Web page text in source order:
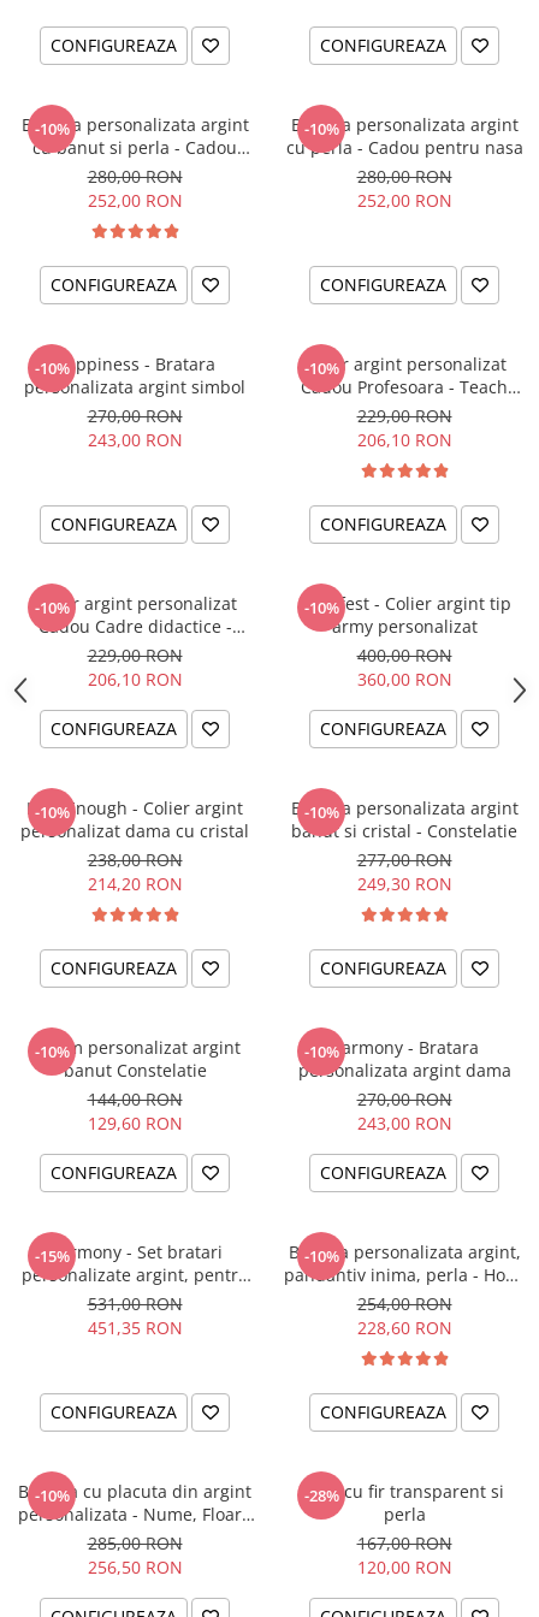
CONFIGUREAZA CONFIGUREAZA
-10%
Bratara personalizata argint
cu banut si perla - Cadou
pentru nasa
280,00 RON
252,00 RON
CONFIGUREAZA
-10%
Bratara personalizata argint
cu perla - Cadou pentru nasa
280,00 RON
252,00 RON
CONFIGUREAZA
-10%Happiness - Bratara
personalizata argint simbol
270,00 RON
243,00 RON
CONFIGUREAZA
-10%
Colier argint personalizat
Cadou Profesoara - Teach
with Love
229,00 RON
206,10 RON
CONFIGUREAZA
-10%
Colier argint personalizat
Cadou Cadre didactice -
Teach, Love, Inspire
229,00 RON
206,10 RON
CONFIGUREAZA
-10%
Manifest - Colier argint tip
army personalizat
400,00 RON
360,00 RON
CONFIGUREAZA
-10%
I am Enough - Colier argint
personalizat dama cu cristal
238,00 RON
214,20 RON
CONFIGUREAZA
-10%
Bratara personalizata argint
banut si cristal - Constelatie
277,00 RON
249,30 RON
CONFIGUREAZA
-10%
Charm personalizat argint
banut Constelatie
144,00 RON
129,60 RON
CONFIGUREAZA
-10%Harmony - Bratara
personalizata argint dama
270,00 RON
243,00 RON
CONFIGUREAZA
-15%
Harmony - Set bratari
personalizate argint, pentru
el si ea
531,00 RON
451,35 RON
CONFIGUREAZA
-10%
Bratara personalizata argint,
pandantiv inima, perla - Hope
& Faith
254,00 RON
228,60 RON
CONFIGUREAZA
-10%
Bratara cu placuta din argint
personalizata - Nume, Floare
& Cristal
285,00 RON
256,50 RON
-28%
Lant cu fir transparent si
perla
167,00 RON
120,00 RON